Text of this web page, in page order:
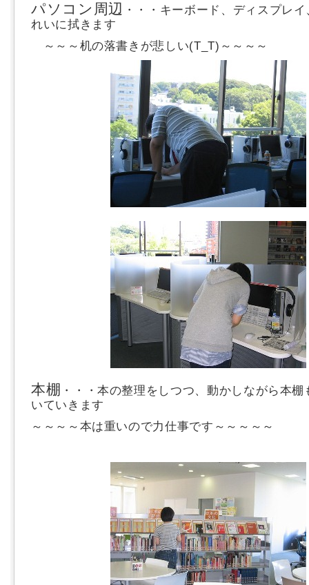
パソコン周辺 ・・・キーボード、ディスプレ
れいに拭きます
～～～机の落書きが悲しい(T_T)～～～～
本棚 ・・・本の整理をしつつ、動かしながら本
いていきます
～～～～本は重いので力仕事です～～～～～